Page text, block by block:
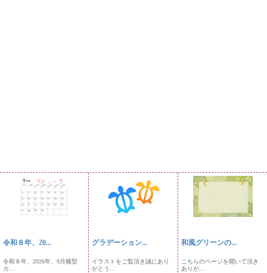
令和８年、20...
令和８年、2026年、9月横型
カ...
グラデーション...
イラストをご覧頂き誠にあり
がとう...
和風グリーンの...
こちらのページを開いて頂き
ありが...